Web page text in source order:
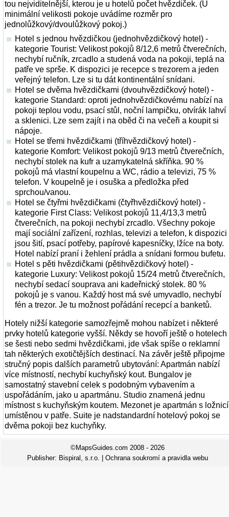
tou nejviditelnější, kterou je u hotelů počet hvězdiček. (U
minimální velikosti pokoje uvádíme rozměr pro
jednolůžkový/dvoulůžkový pokoj.)
Hotel s jednou hvězdičkou (jednohvězdičkový hotel) -
kategorie Tourist: Velikost pokojů 8/12,6 metrů čtverečních,
nechybí ručník, zrcadlo a studená voda na pokoji, teplá na
patře ve sprše. K dispozici je recepce s trezorem a jeden
veřejný telefon. Lze si tu dát kontinentální snídani.
Hotel se dvěma hvězdičkami (dvouhvězdičkový hotel) -
kategorie Standard: oproti jednohvězdičkovému nabízí na
pokoji teplou vodu, psací stůl, noční lampičku, otvírák lahví
a sklenici. Lze sem zajít i na oběd či na večeři a koupit si
nápoje.
Hotel se třemi hvězdičkami (tříhvězdičkový hotel) -
kategorie Komfort: Velikost pokojů 9/13 metrů čtverečních,
nechybí stolek na kufr a uzamykatelná skříňka. 90 %
pokojů má vlastní koupelnu a WC, rádio a televizi, 75 %
telefon. V koupelně je i osuška a předložka před
sprchou/vanou.
Hotel se čtyřmi hvězdičkami (čtyřhvězdičkový hotel) -
kategorie First Class: Velikost pokojů 11,4/13,3 metrů
čtverečních, na pokoji nechybí zrcadlo. Všechny pokoje
mají sociální zařízení, rozhlas, televizi a telefon, k dispozici
jsou šití, psací potřeby, papírové kapesníčky, lžíce na boty.
Hotel nabízí praní i žehlení prádla a snídani formou bufetu.
Hotel s pěti hvězdičkami (pětihvězdičkový hotel) -
kategorie Luxury: Velikost pokojů 15/24 metrů čtverečních,
nechybí sedací souprava ani kadeřnický stolek. 80 %
pokojů je s vanou. Každý host má své umyvadlo, nechybí
fén a trezor. Je tu možnost pořádání recepcí a banketů.
Hotely nižší kategorie samozřejmě mohou nabízet i některé
prvky hotelů kategorie vyšší. Někdy se hovoří ještě o hotelech
se šesti nebo sedmi hvězdičkami, jde však spíše o reklamní
tah některých exotičtějších destinací. Na závěr ještě připojme
stručný popis dalších parametrů ubytování: Apartmán nabízí
více místností, nechybí kuchyňský kout. Bungalov je
samostatný stavební celek s podobným vybavením a
uspořádáním, jako u apartmánu. Studio znamená jednu
místnost s kuchyňským koutem. Mezonet je apartmán s ložnicí
umístěnou v patře. Suite je nadstandardní hotelový pokoj se
dvěma pokoji bez kuchyňky.
©MapsGuides.com 2008 - 2026
Publisher: Bispiral, s.r.o. Ochrana soukromí a pravidla webu